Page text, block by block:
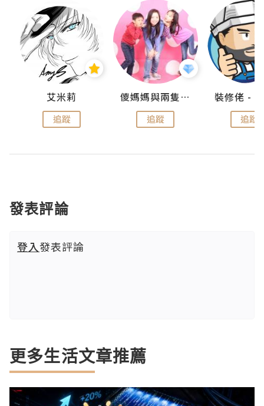
艾米莉
追蹤
儍媽媽與兩隻小魔怪之家
追蹤 追蹤
發表評論
登入發表評論
更多生活文章推薦